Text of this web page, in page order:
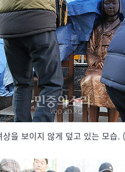
을 보이지 않게 덮고 있는 모습.